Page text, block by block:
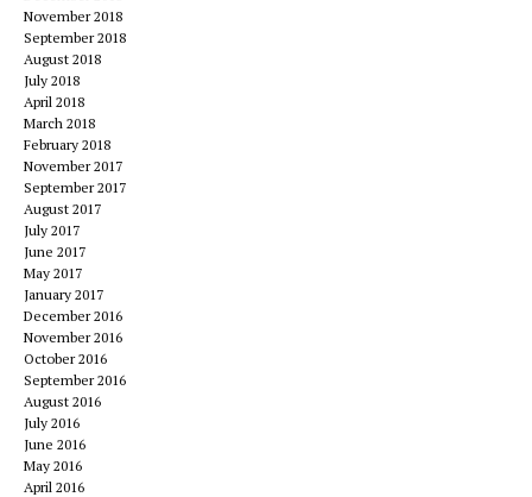
November 2018
September 2018
August 2018
July 2018
April 2018
March 2018
February 2018
November 2017
September 2017
August 2017
July 2017
June 2017
May 2017
January 2017
December 2016
November 2016
October 2016
September 2016
August 2016
July 2016
June 2016
May 2016
April 2016